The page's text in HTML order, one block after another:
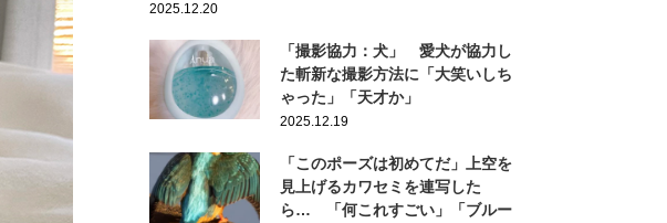
2025.12.20
「撮影協力：犬」 愛犬が協力し
た斬新な撮影方法に「大笑いしち
ゃった」「天才か」
2025.12.19
「このポーズは初めてだ」上空を
見上げるカワセミを連写した
ら… 「何これすごい」「ブルー